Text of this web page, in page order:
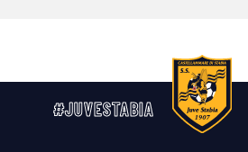
#JUVESTABIA